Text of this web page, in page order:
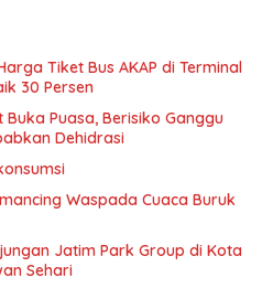
Tiket Bus AKAP di Terminal
30 Persen
Puasa, Berisiko Ganggu
Dehidrasi
Waspada Cuaca Buruk
Jatim Park Group di Kota
Sehari